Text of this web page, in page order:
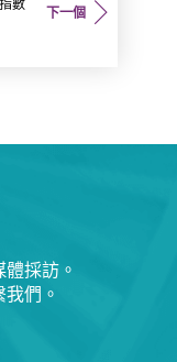
下一個
採訪。
們。